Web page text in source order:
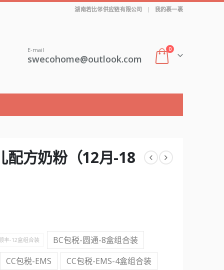
湖南若比邻供应链有限公司 | 我的裹一裹
E-mail
swecohome@outlook.com
0
方奶粉（12月-18
丰-12盒组合装
BC包税-圆通-8盒组合装
CC包税-EMS
CC包税-EMS-4盒组合装